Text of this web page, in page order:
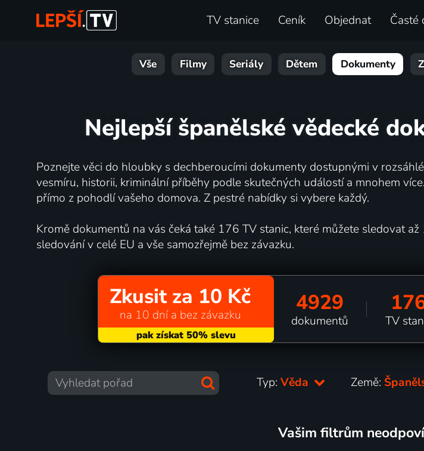
TV stanice Ceník Objednat Časté
Vše Filmy Seriály Dětem Dokumenty
Nejlepší španělské vědecké
Poznejte věci do hloubky s dechberoucími dokumenty dostupnými v
vesmíru, historii, kriminální příběhy podle skutečných událostí a mnohem více.
přímo z pohodlí vašeho domova. Z pestré nabídky si vybere každý.
Kromě dokumentů na vás čeká také 176 TV stanic, které můžete sledovat
sledování v celé EU a vše samozřejmě bez závazku.
Zkusit za 10 Kč
na 10 dní a bez závazku 4929
dokumentů TV
Typ:Věda Země:
Vašim filtrům